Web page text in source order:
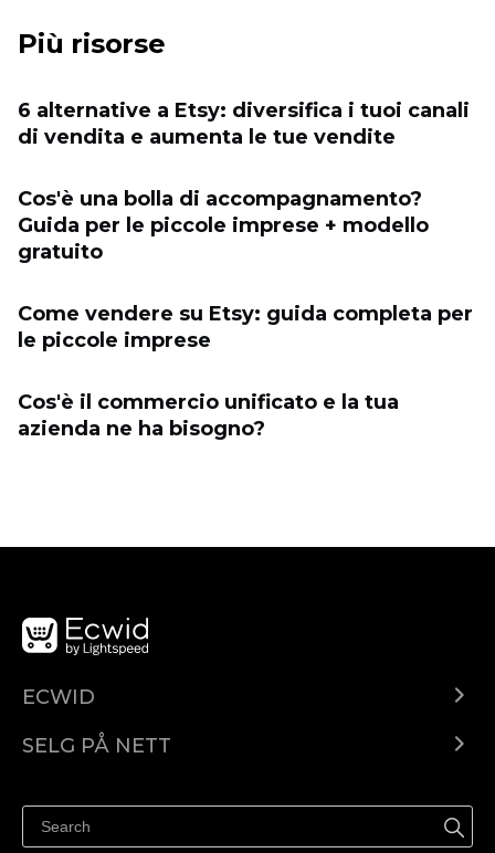
Più risorse
6 alternative a Etsy: diversifica i tuoi canali
di vendita e aumenta le tue vendite
Cos'è una bolla di accompagnamento?
Guida per le piccole imprese + modello
gratuito
Come vendere su Etsy: guida completa per
le piccole imprese
Cos'è il commercio unificato e la tua
azienda ne ha bisogno?
ECWID
Pris
SELG PÅ NETT
Selg på Facebook
Selg på Instagram